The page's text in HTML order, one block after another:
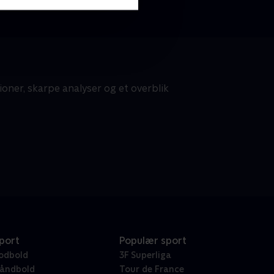
skarpe analyser og et overblik
Populær sport
3F Superliga
Tour de France